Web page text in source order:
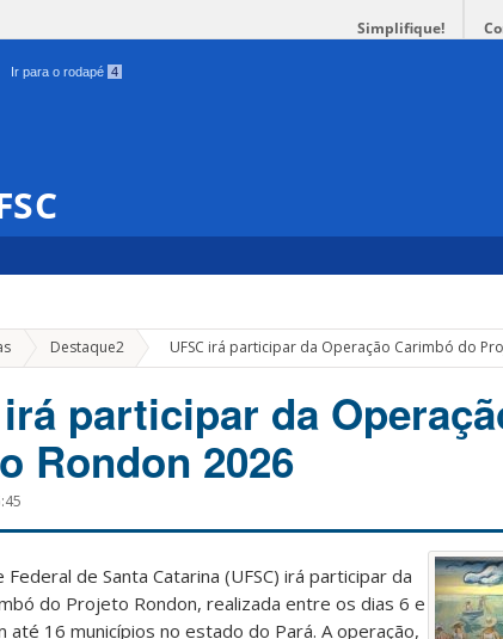
Simplifique!
Ir para o rodapé 4
Destaque2 » UFSC irá participar da Operação Carimbó do
irá participar da
Rondon 2026
Federal de Santa Catarina (UFSC) irá participar da
do Projeto Rondon, realizada entre os dias 6 e
até 16 municípios no estado do Pará. A operação,